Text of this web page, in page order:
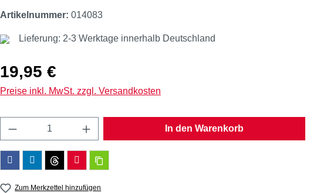
Artikelnummer: 014083
Lieferung: 2-3 Werktage innerhalb Deutschland
Regulärer Preis:
19,95 €
Preise inkl. MwSt. zzgl. Versandkosten
Produkt Anzahl: Gib den gewünschten Wert ein
In den Warenkorb
Zum Merkzettel hinzufügen